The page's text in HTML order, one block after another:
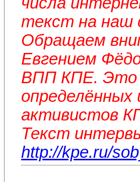
текст на наш
Обращаем
Евгением
ВПП КПЕ. Это
определённых
активистов
Текст
http://kpe.ru/